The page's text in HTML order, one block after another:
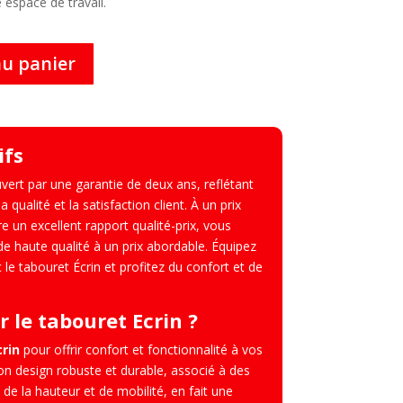
panier
par une garantie de deux ans, reflétant
qualité et la satisfaction client. À un prix
un excellent rapport qualité-prix, vous
haute qualité à un prix abordable. Équipez
le tabouret Écrin et profitez du confort et de
le tabouret Ecrin ?
pour offrir confort et fonctionnalité à vos
design robuste et durable, associé à des
la hauteur et de mobilité, en fait une